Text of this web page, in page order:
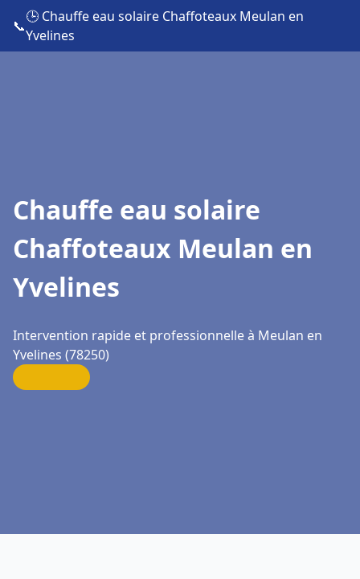
📞
🕒 Chauffe eau solaire Chaffoteaux Meulan en
Yvelines
Chauffe eau solaire
Chaffoteaux Meulan en
Yvelines
Intervention rapide et professionnelle à Meulan en
Yvelines (78250)